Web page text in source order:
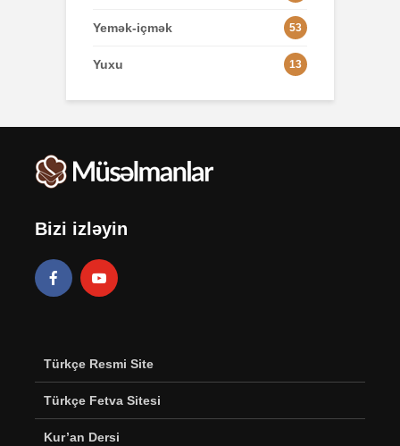
Yemək-içmək 53
Yuxu 13
Bizi izləyin
Türkçe Resmi Site
Türkçe Fetva Sitesi
Kur’an Dersi